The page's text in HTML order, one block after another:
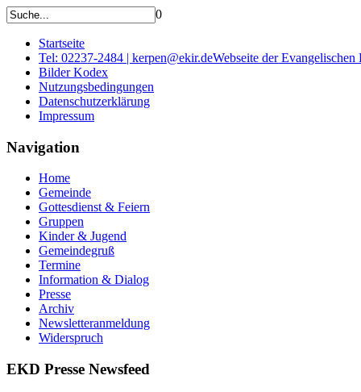
0
Startseite
Tel: 02237-2484 | kerpen@ekir.deWebseite der
Bilder Kodex
Nutzungsbedingungen
Datenschutzerklärung
Impressum
Navigation
Home
Gemeinde
Gottesdienst & Feiern
Gruppen
Kinder & Jugend
Gemeindegruß
Termine
Information & Dialog
Presse
Archiv
Newsletteranmeldung
Widerspruch
EKD Presse Newsfeed